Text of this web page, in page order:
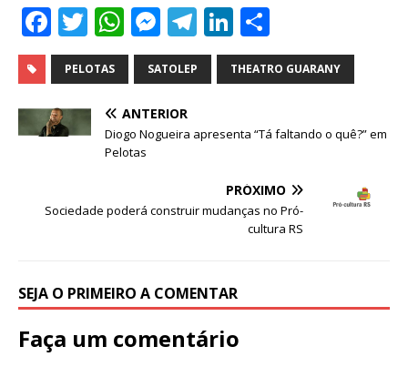
F
a
c
e
b
o
k
T
w
it
te
r
W
h
at
s
A
p
p
M
e
ss
e
n
r
T
el
e
ra
Li
n
k
dI
h
ar
PELOTAS SATOLEP THEATRO GUARANY
ANTERIOR
Diogo Nogueira apresenta “Tá faltando o quê?” em
Pelotas
PRÓXIMO
Sociedade poderá construir mudanças no Pró-
cultura RS
SEJA O PRIMEIRO A COMENTAR
Faça um comentário